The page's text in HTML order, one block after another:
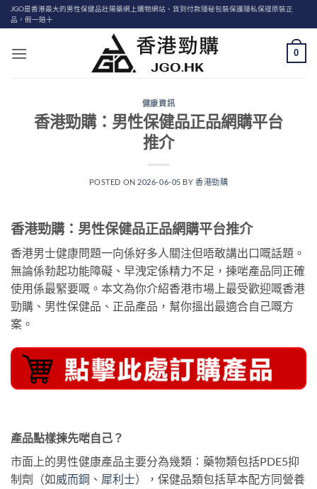
Skip
to
JGO是香港最大的男性保健品壯陽藥網上購物網站、貨到付款隱秘包裝保護隱私保證原裝正
品，假一賠十
0
健康資訊
香港勁購：男性保健品正品網購平台
推介
POSTED ON 2026-06-05 BY香港勁購
香港勁購：男性保健品正品網購平台推介
香港男士健康問題一向係好多人關注但唔敢講出口嘅話題。
無論係勃起功能障礙、早洩定係精力不足，揀啱產品同正確
使用係最緊要嘅。本文為你介紹香港市場上最受歡迎嘅香港
勁購、男性保健品、正品產品，幫你搵出最適合自己嘅方
案。
產品點樣揀先啱自己？
市面上的男性健康產品主要分為幾類：藥物類包括PDE5抑
制劑（如威而鋼 、 犀利士），保健品類包括草本配方同營養